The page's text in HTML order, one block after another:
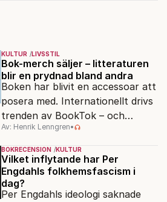
KULTUR LIVSSTIL
Bok-merch säljer – litteraturen
blir en prydnad bland andra
Boken har blivit en accessoar att
posera med. Internationellt drivs
trenden av BookTok – och
förlagen följer efter.
Av: Henrik Lenngren•
BOKRECENSION KULTUR
Vilket inflytande har Per
Engdahls folkhemsfascism i
dag?
Per Engdahls ideologi saknade